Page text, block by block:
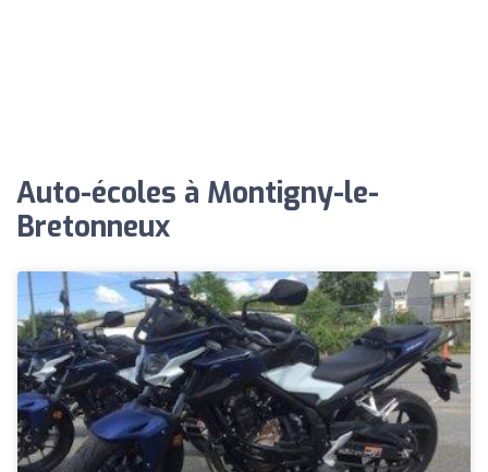
Auto-écoles à Montigny-le-
Bretonneux